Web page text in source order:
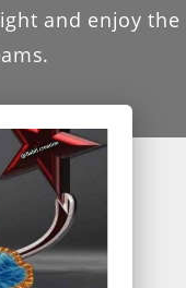
and enjoy the